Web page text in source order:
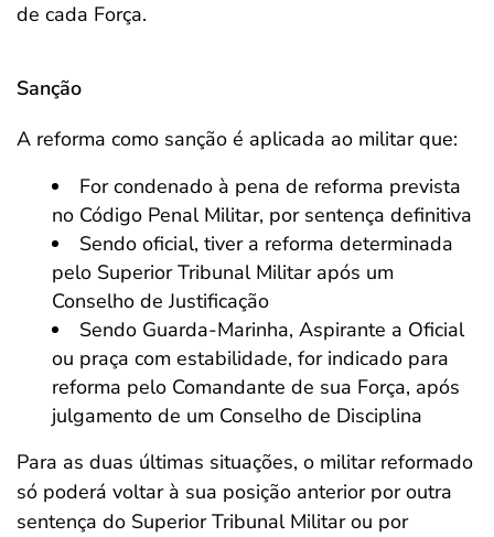
de cada Força.
Sanção
A reforma como sanção é aplicada ao militar que:
For condenado à pena de reforma prevista
no Código Penal Militar, por sentença definitiva
Sendo oficial, tiver a reforma determinada
pelo Superior Tribunal Militar após um
Conselho de Justificação
Sendo Guarda-Marinha, Aspirante a Oficial
ou praça com estabilidade, for indicado para
reforma pelo Comandante de sua Força, após
julgamento de um Conselho de Disciplina
Para as duas últimas situações, o militar reformado
só poderá voltar à sua posição anterior por outra
sentença do Superior Tribunal Militar ou por